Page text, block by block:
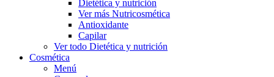
Dietética y nutrición
Ver más Nutricosmética
Antioxidante
Capilar
Ver todo Dietética y nutrición
Cosmética
Menú